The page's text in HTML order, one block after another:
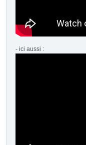
- ici aussi :